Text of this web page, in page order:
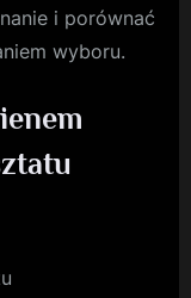
i porównać
wyboru.